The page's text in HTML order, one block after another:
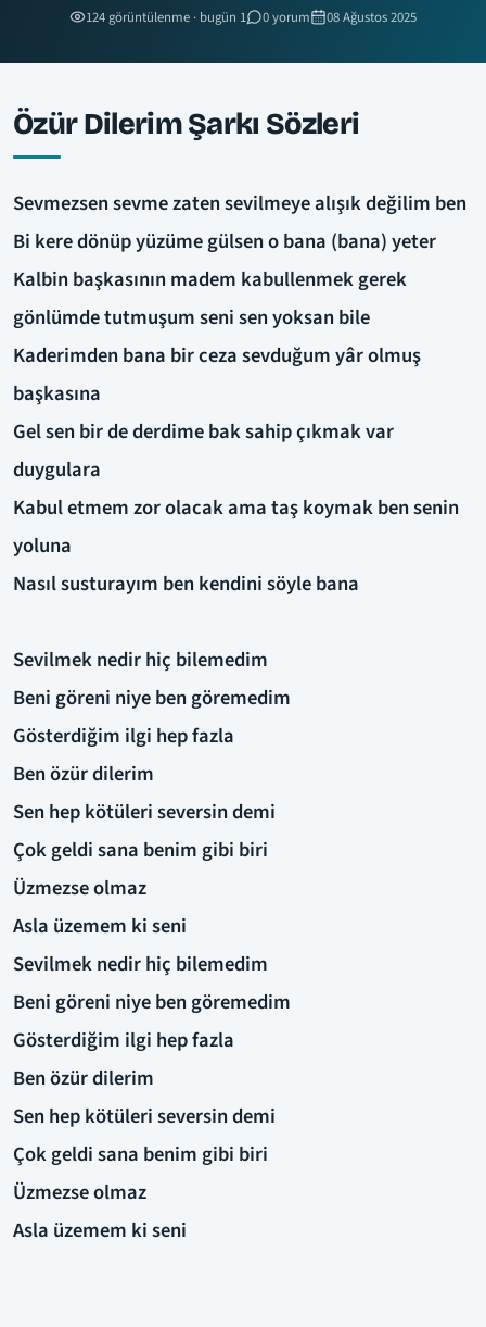
124 görüntülenme · bugün 1 0 yorum 08 Ağustos 2025
Özür Dilerim Şarkı Sözleri
Sevmezsen sevme zaten sevilmeye alışık değilim ben
Bi kere dönüp yüzüme gülsen o bana (bana) yeter
Kalbin başkasının madem kabullenmek gerek
gönlümde tutmuşum seni sen yoksan bile
Kaderimden bana bir ceza sevduğum yâr olmuş
başkasına
Gel sen bir de derdime bak sahip çıkmak var
duygulara
Kabul etmem zor olacak ama taş koymak ben senin
yoluna
Nasıl susturayım ben kendini söyle bana
Sevilmek nedir hiç bilemedim
Beni göreni niye ben göremedim
Gösterdiğim ilgi hep fazla
Ben özür dilerim
Sen hep kötüleri seversin demi
Çok geldi sana benim gibi biri
Üzmezse olmaz
Asla üzemem ki seni
Sevilmek nedir hiç bilemedim
Beni göreni niye ben göremedim
Gösterdiğim ilgi hep fazla
Ben özür dilerim
Sen hep kötüleri seversin demi
Çok geldi sana benim gibi biri
Üzmezse olmaz
Asla üzemem ki seni